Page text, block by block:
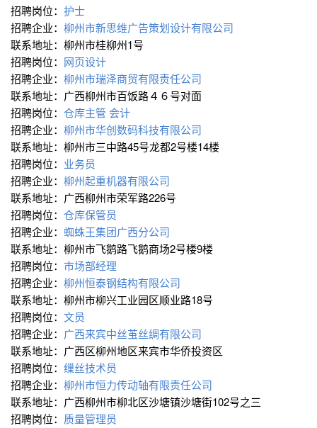
招聘岗位： 护士
招聘企业： 柳州市新思维广告策划设计有限公司
联系地址：柳州市桂柳州1号
招聘岗位： 网页设计
招聘企业： 柳州市瑞泽商贸有限责任公司
联系地址：广西柳州市百饭路４６号对面
招聘岗位： 仓库主管 会计
招聘企业： 柳州市华创数码科技有限公司
联系地址：柳州市三中路45号龙都2号楼14楼
招聘岗位： 业务员
招聘企业： 柳州起重机器有限公司
联系地址：广西柳州市荣军路226号
招聘岗位： 仓库保管员
招聘企业： 蜘蛛王集团广西分公司
联系地址：柳州市飞鹅路飞鹅商场2号楼9楼
招聘岗位： 市场部经理
招聘企业： 柳州恒泰钢结构有限公司
联系地址：柳州市柳兴工业园区顺业路18号
招聘岗位： 文员
招聘企业： 广西来宾中丝茧丝绸有限公司
联系地址：广西区柳州地区来宾市华侨投资区
招聘岗位： 缫丝技术员
招聘企业： 柳州市恒力传动轴有限责任公司
联系地址：广西柳州市柳北区沙塘镇沙塘街102号之三
招聘岗位： 质量管理员